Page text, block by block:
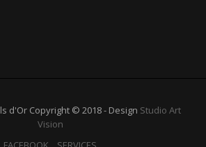
d'Or Copyright © 2018 - Design Studio Art
Vision